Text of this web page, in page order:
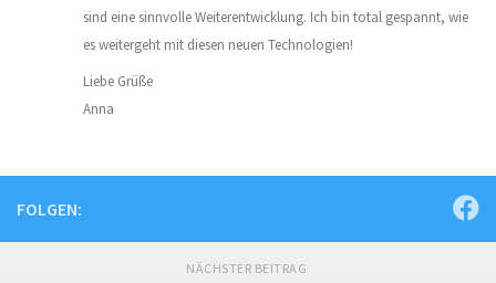
sind eine sinnvolle Weiterentwicklung. Ich bin total gespannt, wie
es weitergeht mit diesen neuen Technologien!
Liebe Grüße
Anna
FOLGEN:
NÄCHSTER BEITRAG